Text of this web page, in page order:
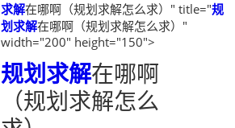
求解在哪啊（规划求解怎么求）" title="规
划求解在哪啊（规划求解怎么求）"
width="200" height="150">
规划求解在哪啊
（规划求解怎么